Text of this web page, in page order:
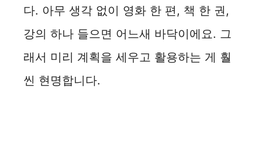
다. 아무 생각 없이 영화 한 편, 책 한 권,
강의 하나 들으면 어느새 바닥이에요. 그
래서 미리 계획을 세우고 활용하는 게 훨
씬 현명합니다.